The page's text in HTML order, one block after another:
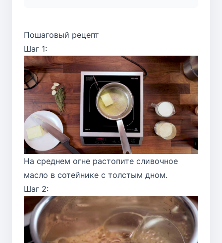
Пошаговый рецепт
Шаг 1:
На среднем огне растопите сливочное
масло в сотейнике с толстым дном.
Шаг 2: